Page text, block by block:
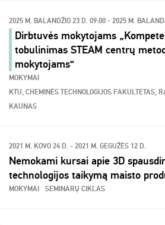
2025 M. BALANDŽIO 23 D. 09:00 - 2025 M.
Dirbtuvės mokytojams
tobulinimas STEAM centrų
mokytojams“
MOKYMAI
KTU, CHEMINĖS TECHNOLOGIJOS FAKULTETAS,
KAUNAS
2021 M. KOVO 24 D. - 2021 M. GEGUŽĖS 12 D.
Nemokami kursai apie 3D
technologijos taikymą maisto
MOKYMAI SEMINARŲ CIKLAS